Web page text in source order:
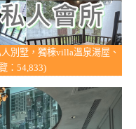
別墅，獨棟villa溫泉湯屋、
：54,833)